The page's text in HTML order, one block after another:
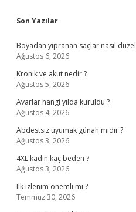
Sidebar
Son Yazılar
Boyadan yipranan saçlar nasıl
Ağustos 6, 2026
Kronik ve akut nedir ?
Ağustos 5, 2026
Avarlar hangi yılda kuruldu ?
Ağustos 4, 2026
Abdestsiz uyumak günah mıdır ?
Ağustos 3, 2026
4XL kadın kaç beden ?
Ağustos 3, 2026
Ilk izlenim önemli mi ?
Temmuz 30, 2026